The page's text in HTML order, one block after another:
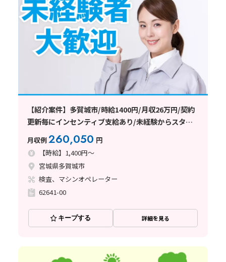
【紹介案件】多賀城市/時給1400円/月収26万円/契約
更新毎にインセンティブ支給あり/未経験からスター
月収例260,050 円
【時給】1,400円～
宮城県多賀城市
検査、マシンオペレーター
62641-00
キープする 詳細を見る